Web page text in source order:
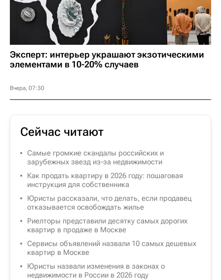
Эксперт: интерьер украшают экзотическими
элементами в 10-20% случаев
Вчера, 07:30
Сейчас читают
Самые громкие скандалы российских и
зарубежных звезд из-за недвижимости
Как продать квартиру в 2026 году: пошаговая
инструкция для собственника
Юристы рассказали, что делать, если продавец
отказывается освобождать жилье
Риелторы представили десятку самых дорогих
квартир в продаже в Москве
Сервисы объявлений назвали 10 самых дешевых
квартир в Москве
Юристы назвали изменения в законах о
недвижимости в России в 2026 году